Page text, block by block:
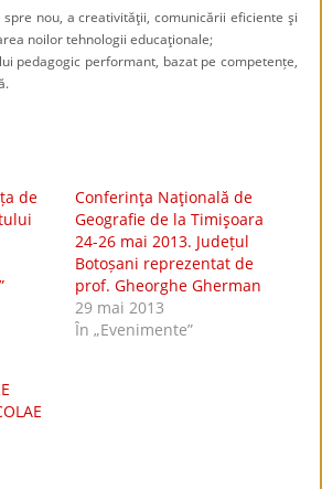
nou, a creativităţii, comunicării eficiente şi
noilor tehnologii educaţionale;
pedagogic performant, bazat pe competențe,
de
Conferinţa Naţională de
Geografie de la Timişoara
24-26 mai 2013. Județul
Botoșani reprezentat de
prof. Gheorghe Gherman
29 mai 2013
În „Evenimente”